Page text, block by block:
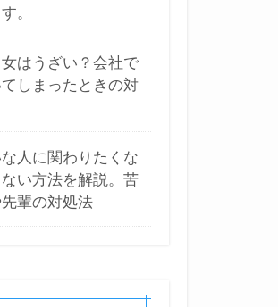
。
はうざい？会社で
しまったときの対
人に関わりたくな
い方法を解説。苦
輩の対処法